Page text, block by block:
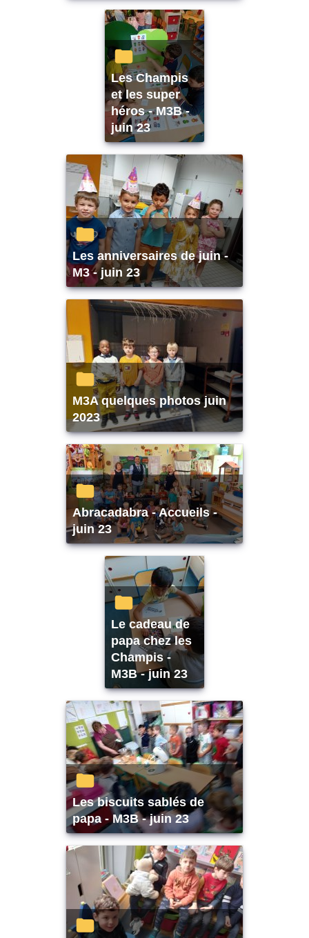
Les Champis
et les super
héros - M3B -
juin 23
Les anniversaires de juin -
M3 - juin 23
M3A quelques photos juin
2023
Abracadabra - Accueils -
juin 23
Le cadeau de
papa chez les
Champis -
M3B - juin 23
Les biscuits sablés de
papa - M3B - juin 23